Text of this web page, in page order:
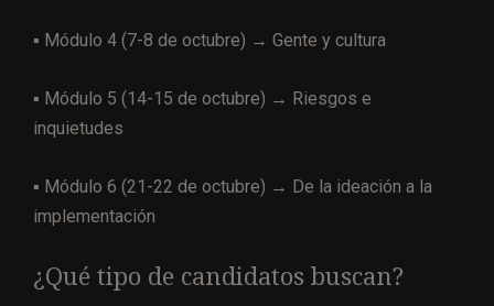
▪︎ Módulo 4 (7-8 de octubre) → Gente y cultura
▪︎ Módulo 5 (14-15 de octubre) → Riesgos e
inquietudes
▪︎ Módulo 6 (21-22 de octubre) → De la ideación a la
implementación
¿Qué tipo de candidatos buscan?